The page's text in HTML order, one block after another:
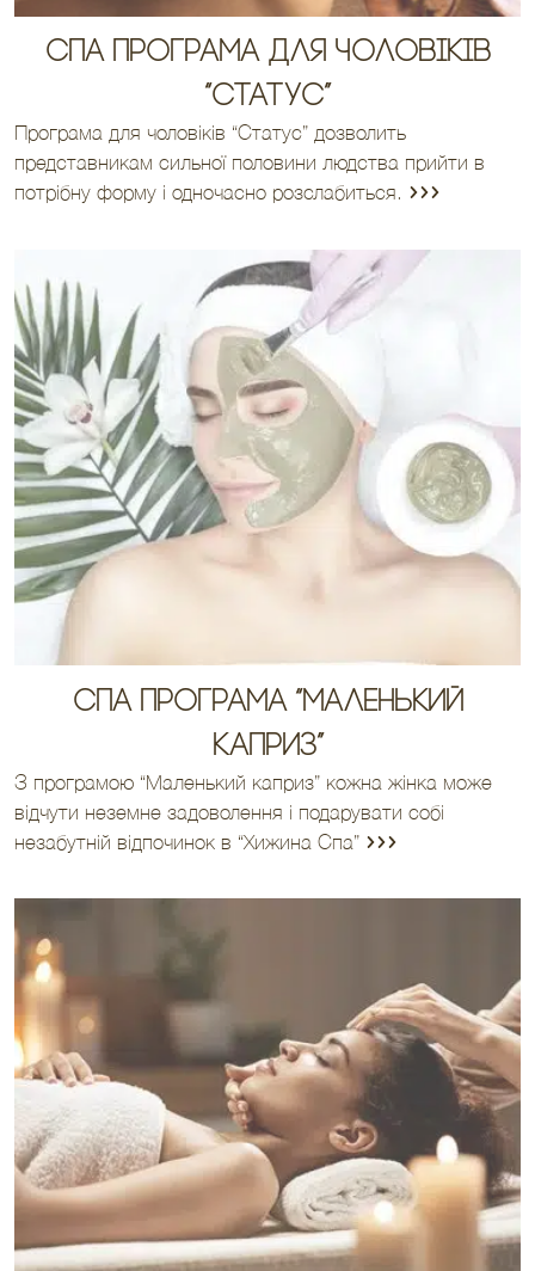
Спа програма для чоловіків
“Статус”
Програма для чоловіків “Статус” дозволить
представникам сильної половини людства прийти в
потрібну форму і одночасно розслабиться.
Спа програма “Маленький
каприз”
З програмою “Маленький каприз” кожна жінка може
відчути неземне задоволення і подарувати собі
незабутній відпочинок в “Хижина Спа”